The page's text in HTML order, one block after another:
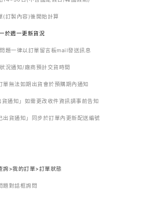
(訂製內容)後開始計算
於週一更新貨況
題一律以訂單留言板mail發送訊息
況通知/廠商預計交貨時間
單無法如期出貨會於預購期內通知
通知」如需更改收件資訊請事前告知
出貨通知」同步於訂單內更新配送編號
>我的訂單>訂單狀態
題對話框詢問